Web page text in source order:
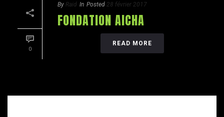
0
By Raid In Posted 28 février 2017
FONDATION AICHA
READ MORE